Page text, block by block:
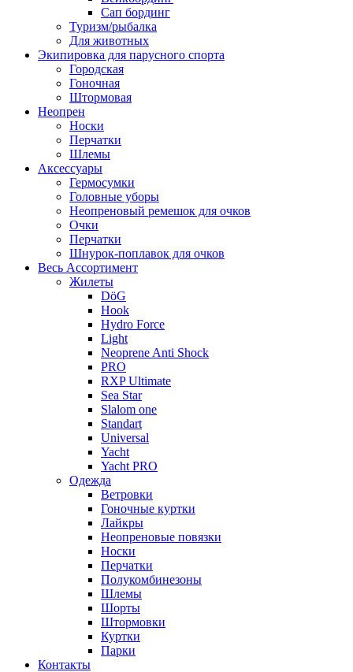
Сап бординг
Туризм/рыбалка
Для животных
Экипировка для парусного спорта
Городская
Гоночная
Штормовая
Неопрен
Носки
Перчатки
Шлемы
Аксессуары
Гермосумки
Головные уборы
Неопреновый ремешок для очков
Очки
Перчатки
Шнурок-поплавок для очков
Весь Ассортимент
Жилеты
DöG
Hook
Hydro Force
Light
Neoprene Anti Shock
PRO
RXP Ultimate
Sea Star
Slalom one
Standart
Universal
Yacht
Yacht PRO
Одежда
Ветровки
Гоночные куртки
Лайкры
Неопреновые повязки
Носки
Перчатки
Полукомбинезоны
Шлемы
Шорты
Штормовки
Куртки
Парки
Контакты